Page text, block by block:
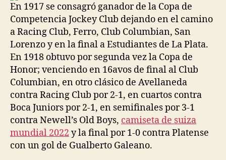
En 1917 se consagró ganador de la Copa de
Competencia Jockey Club dejando en el camino
a Racing Club, Ferro, Club Columbian, San
Lorenzo y en la final a Estudiantes de La Plata.
En 1918 obtuvo por segunda vez la Copa de
Honor; venciendo en 16avos de final al Club
Columbian, en otro clásico de Avellaneda
contra Racing Club por 2-1, en cuartos contra
Boca Juniors por 2-1, en semifinales por 3-1
contra Newell’s Old Boys, camiseta de suiza
mundial 2022 y la final por 1-0 contra Platense
con un gol de Gualberto Galeano.